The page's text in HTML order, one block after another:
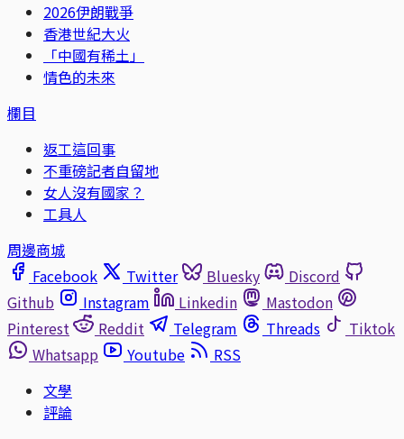
2026伊朗戰爭
香港世紀大火
「中國有稀土」
情色的未來
欄目
返工這回事
不重磅記者自留地
女人沒有國家？
工具人
周邊商城
Facebook
Twitter Bluesky
Discord
Github
Instagram Linkedin
Mastodon
Pinterest
Reddit Telegram Threads
Tiktok
Whatsapp
Youtube
RSS
文學
評論